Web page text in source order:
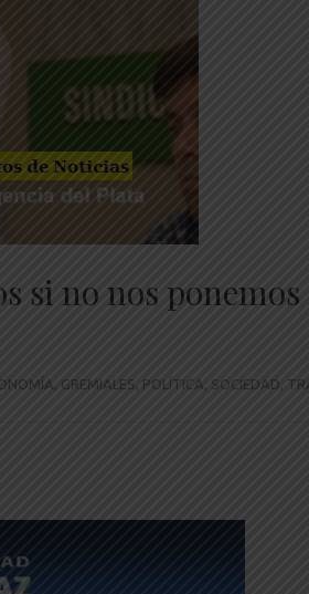
si no nos ponemos
, GREMIALES POLÍTICA, SOCIEDAD